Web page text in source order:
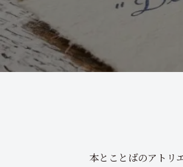
本とことばのアトリ